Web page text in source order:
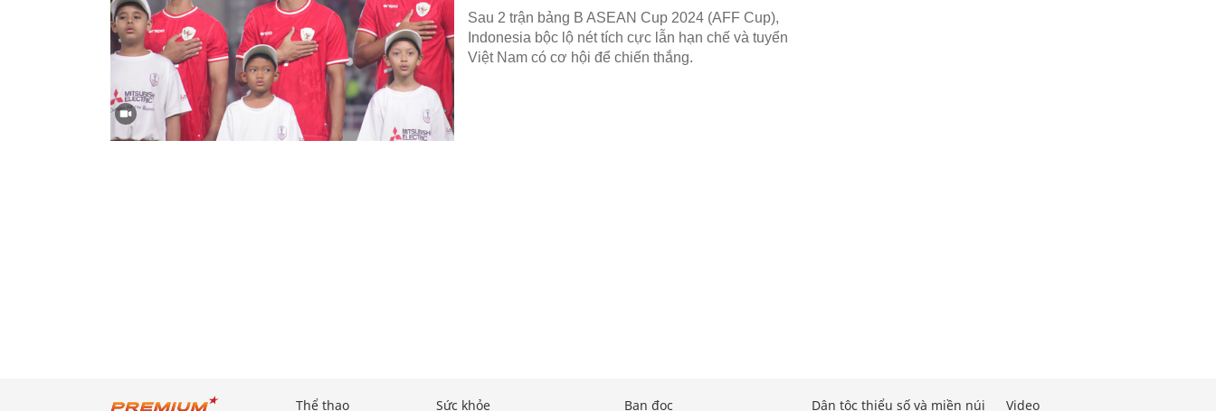
Sau 2 trận bảng B ASEAN Cup 2024 (AFF Cup),
Indonesia bộc lộ nét tích cực lẫn hạn chế và tuyển
Việt Nam có cơ hội để chiến thắng.
Thể thao Sức khỏe Bạn đọc Dân tộc thiểu số và miền núi Video